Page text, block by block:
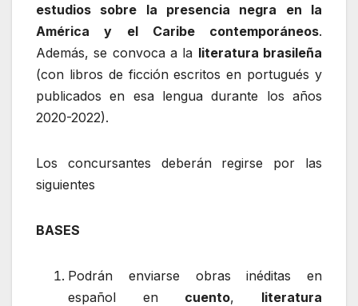
estudios sobre la presencia negra en la
América y el Caribe contemporáneos.
Además, se convoca a la literatura brasileña
(con libros de ficción escritos en portugués y
publicados en esa lengua durante los años
2020-2022).
Los concursantes deberán regirse por las
siguientes
BASES
Podrán enviarse obras inéditas en
español en cuento, literatura